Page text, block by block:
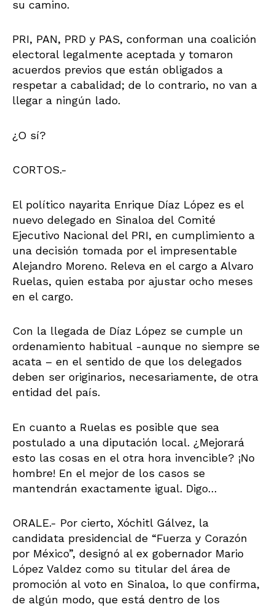
su camino.
PRI, PAN, PRD y PAS, conforman una coalición
electoral legalmente aceptada y tomaron
acuerdos previos que están obligados a
respetar a cabalidad; de lo contrario, no van a
llegar a ningún lado.
¿O sí?
CORTOS.-
El político nayarita Enrique Díaz López es el
nuevo delegado en Sinaloa del Comité
Ejecutivo Nacional del PRI, en cumplimiento a
una decisión tomada por el impresentable
Alejandro Moreno. Releva en el cargo a Alvaro
Ruelas, quien estaba por ajustar ocho meses
en el cargo.
Con la llegada de Díaz López se cumple un
ordenamiento habitual -aunque no siempre se
acata – en el sentido de que los delegados
deben ser originarios, necesariamente, de otra
entidad del país.
En cuanto a Ruelas es posible que sea
postulado a una diputación local. ¿Mejorará
esto las cosas en el otra hora invencible? ¡No
hombre! En el mejor de los casos se
mantendrán exactamente igual. Digo…
ORALE.- Por cierto, Xóchitl Gálvez, la
candidata presidencial de “Fuerza y Corazón
por México”, designó al ex gobernador Mario
López Valdez como su titular del área de
promoción al voto en Sinaloa, lo que confirma,
de algún modo, que está dentro de los